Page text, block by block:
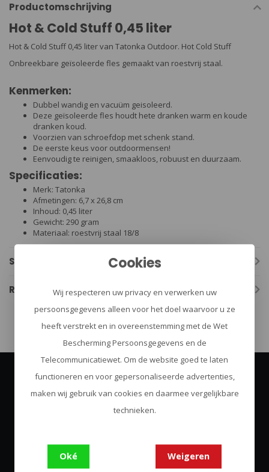
Productomschrijving
Hot & Cold Stuff 0,45 liter
Hot & Cold Stuff 0,45 liter van Tatonka Outdoor. Hot Cold Stuff
Onbreekbare geïsoleerde fles gemaakt van roestvrij staal.
Kenmerken:
Dubbel wandig en vacuüm geisoleerd.
Deze geïsoleerde fles houdt hete dranken warm en koude
dranken koud.
Voorzien van schroefdop met schenk stand.
De eerste keus voor outdoormensen!
Eenvoudig te reinigen, smaakloos, robuust en duurzaam.
Specificaties:
Merk: Tatonka
Afmetingen: 6,7 x 26,8 cm
Inhoud: 0,45 liter
Gewicht: 290 gram
Materiaal: roestvrij staal 18/8
Specificaties
Reviews
Abonneer je op onze nieuwsbrief
Blijf op de hoogte over onze laatste acties
Cookies
Wij respecteren uw privacy en verwerken uw
persoonsgegevens alleen voor het doel waarvoor u ze
heeft verstrekt en in overeenstemming met de Wet
Bescherming Persoonsgegevens en de
Telecommunicatiewet. Om de website goed te laten
functioneren en voor gepersonaliseerde advertenties,
maken wij gebruik van cookies en daarmee vergelijkbare
technieken.
Oké Weigeren